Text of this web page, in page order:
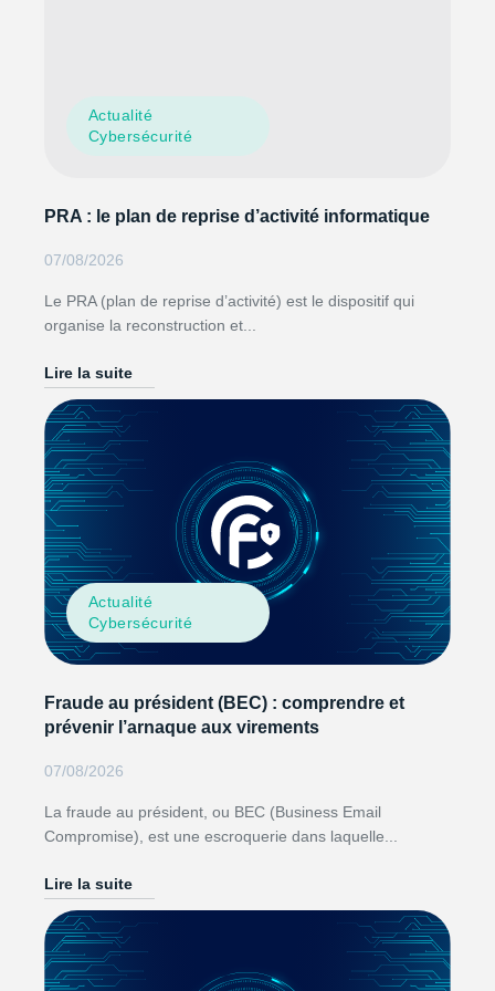
Actualité
Cybersécurité
PRA : le plan de reprise d’activité informatique
07/08/2026
Le PRA (plan de reprise d’activité) est le dispositif qui
organise la reconstruction et...
Lire la suite
Actualité
Cybersécurité
Fraude au président (BEC) : comprendre et
prévenir l’arnaque aux virements
07/08/2026
La fraude au président, ou BEC (Business Email
Compromise), est une escroquerie dans laquelle...
Lire la suite